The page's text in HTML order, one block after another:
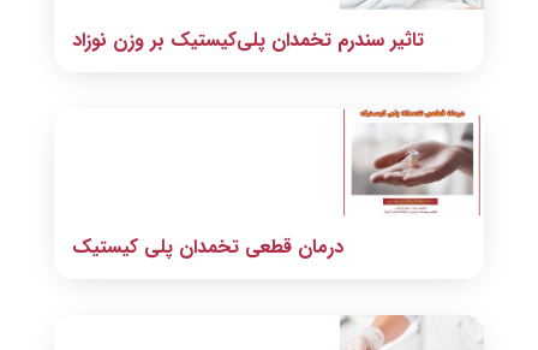
تاثیر سندرم تخمدان پلی‌کیستیک بر وزن نوزاد
درمان قطعی تخمدان پلی کیستیک